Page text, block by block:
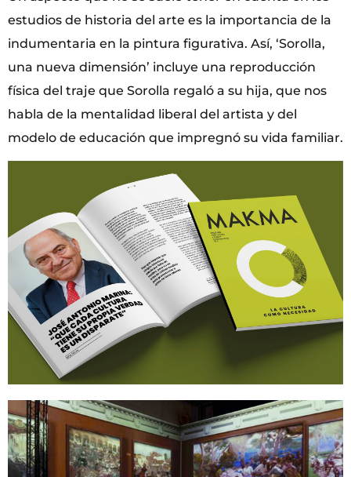
estudios de historia del arte es la importancia de la
indumentaria en la pintura figurativa. Así, ‘Sorolla,
una nueva dimensión’ incluye una reproducción
física del traje que Sorolla regaló a su hija, que nos
habla de la mentalidad liberal del artista y del
modelo de educación que impregnó su vida familiar.